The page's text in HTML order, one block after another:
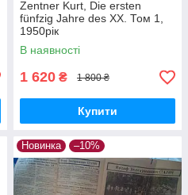
Zentner Kurt, Die ersten
fünfzig Jahre des XX. Том 1,
1950рік
В наявності
1 620 ₴ 1 800 ₴
Купити
Новинка –10%